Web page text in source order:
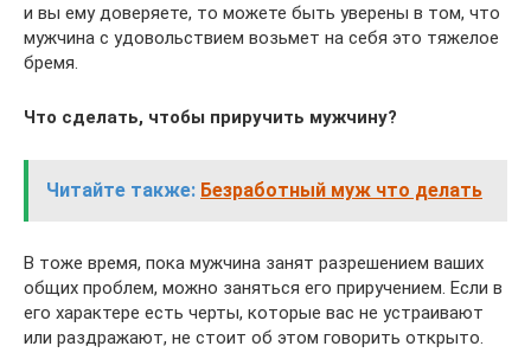
и вы ему доверяете, то можете быть уверены в том, что
мужчина с удовольствием возьмет на себя это тяжелое
бремя.
Что сделать, чтобы приручить мужчину?
Читайте также: Безработный муж что делать
В тоже время, пока мужчина занят разрешением ваших
общих проблем, можно заняться его приручением. Если в
его характере есть черты, которые вас не устраивают
или раздражают, не стоит об этом говорить открыто.